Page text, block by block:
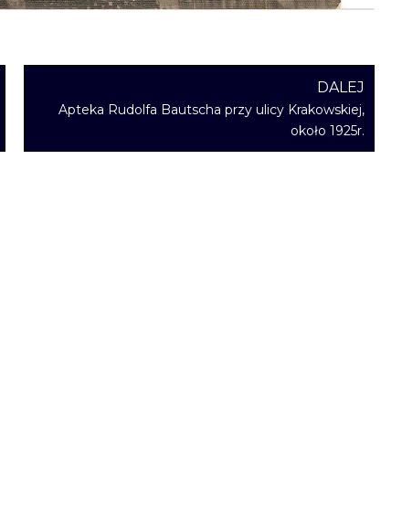
DALEJ
Apteka Rudolfa Bautscha przy ulicy Krakowskiej,
około 1925r.